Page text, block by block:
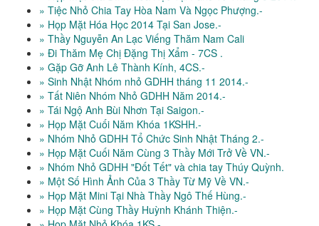
» Tiệc Nhỏ Chia Tay Hòa Nam Và Ngọc Phượng.-
» Họp Mặt Hóa Học 2014 Tại San Jose.-
» Thầy Nguyễn An Lạc Viếng Thăm Nam Cali
» Đi Thăm Mẹ Chị Đặng Thị Xẩm - 7CS .
» Gặp Gỡ Anh Lê Thành Kính, 4CS.-
» Sinh Nhật Nhóm nhỏ GDHH tháng 11 2014.-
» Tất Niên Nhóm Nhỏ GDHH Năm 2014.-
» Tái Ngộ Anh Bùi Nhơn Tại Saigon.-
» Họp Mặt Cuối Năm Khóa 1KSHH.-
» Nhóm Nhỏ GDHH Tổ Chức Sinh Nhật Tháng 2.-
» Họp Mặt Cuối Năm Cùng 3 Thầy Mới Trở Về VN.-
» Nhóm Nhỏ GDHH "Đốt Tết" và chia tay Thúy Quỳnh.
» Một Số Hình Ảnh Của 3 Thầy Từ Mỹ Về VN.-
» Họp Mặt Mini Tại Nhà Thầy Ngô Thế Hùng.-
» Họp Mặt Cùng Thầy Huỳnh Khánh Thiện.-